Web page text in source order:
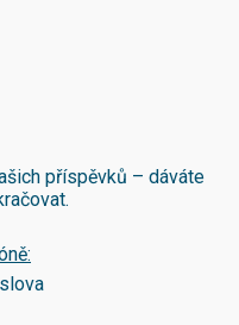
příspěvků – dáváte